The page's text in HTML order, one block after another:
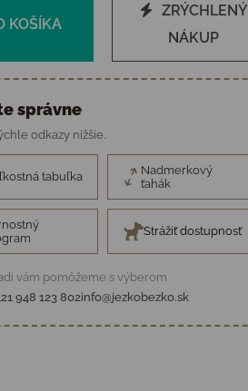
KOŠÍKA
ZRÝCHLENÝ
NÁKUP
správne
odkazy nižšie.
tabuľka
Nadmerkový
ťahák
Strážiť dostupnosť
vám pomôžeme s výberom
948 123 802info@jezkobezko.sk